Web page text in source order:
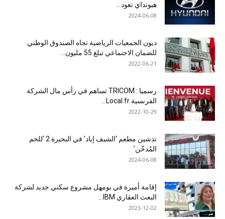
هيونداي تعود...
2024-06-08
ديون الجمعيات الرياضية تجاه الصندوق الوطني
للضمان الاجتماعي تبلغ 55 مليون...
2022-06-21
رسميا : TRICOM تساهم في رأس مال الشركة
الفرنسية Local.fr...
2022-10-29
تدشين مطعم ‘الشيف إياد’ في البحيرة 2 ‘للحم
المُدخّن’
2024-06-08
إقامة أميرة في بومهل مشروع سكني جديد لشركة
البعث العقاري IBM...
2023-12-02